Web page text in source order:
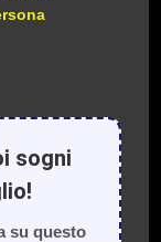
sogni
su questo